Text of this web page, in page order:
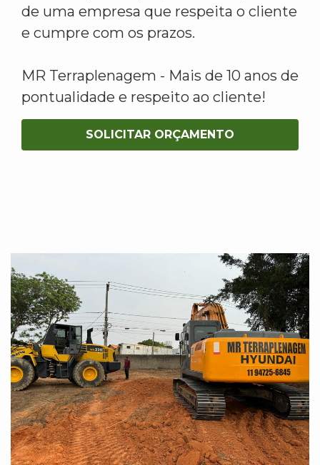
de uma empresa que respeita o cliente
e cumpre com os prazos.
MR Terraplenagem - Mais de 10 anos de
pontualidade e respeito ao cliente!
SOLICITAR ORÇAMENTO